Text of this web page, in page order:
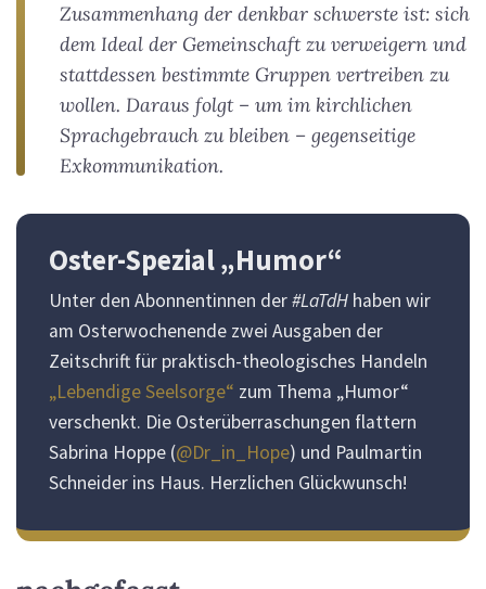
Zusammenhang der denkbar schwerste ist: sich
dem Ideal der Gemeinschaft zu verweigern und
stattdessen bestimmte Gruppen vertreiben zu
wollen. Daraus folgt – um im kirchlichen
Sprachgebrauch zu bleiben – gegenseitige
Exkommunikation.
Oster-Spezial „Humor“
Unter den Abonnentinnen der#LaTdH haben wir
am Osterwochenende zwei Ausgaben der
Zeitschrift für praktisch-theologisches Handeln
„Lebendige Seelsorge“ zum Thema „Humor“
verschenkt. Die Osterüberraschungen flattern
Sabrina Hoppe (@Dr_in_Hope) und Paulmartin
Schneider ins Haus. Herzlichen Glückwunsch!